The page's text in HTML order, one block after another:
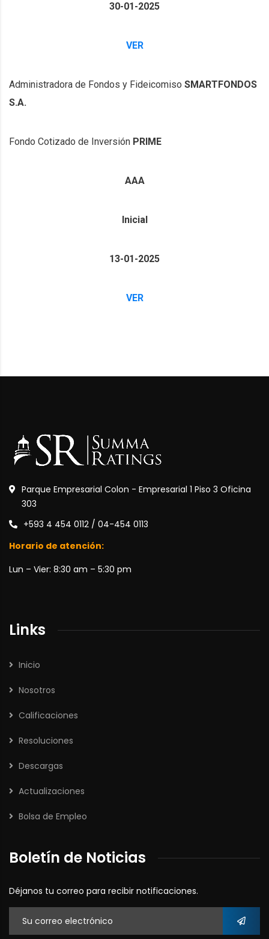
30-01-2025
VER
Administradora de Fondos y Fideicomiso SMARTFONDOS
S.A.
Fondo Cotizado de Inversión PRIME
AAA
Inicial
13-01-2025
VER
Parque Empresarial Colon - Empresarial 1 Piso 3 Oficina
303
+593 4 454 0112 / 04-454 0113
Horario de atención:
Lun – Vier: 8:30 am – 5:30 pm
Links
Inicio
Nosotros
Calificaciones
Resoluciones
Descargas
Actualizaciones
Bolsa de Empleo
Boletín de Noticias
Déjanos tu correo para recibir notificaciones.